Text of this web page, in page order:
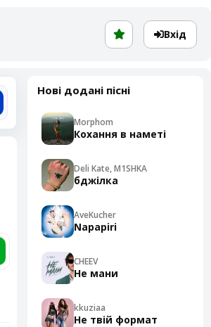
Вхід
Нові додані пісні
Morphom
Кохання в наметі
Deli Kate, M1SHKA
бджілка
AveKucher
Napapiri
CHEEV
Не мани
kkuziaa
Не твій формат